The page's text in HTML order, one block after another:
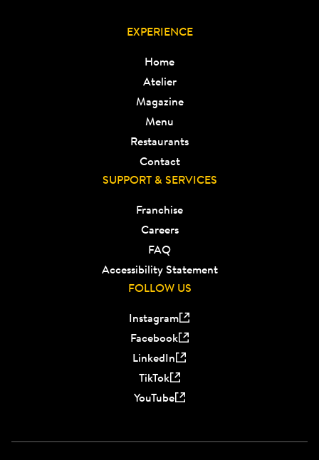
EXPERIENCE
Home
Atelier
Magazine
Menu
Restaurants
Contact
SUPPORT & SERVICES
Franchise
Careers
FAQ
Accessibility Statement
FOLLOW US
Instagram
Facebook
LinkedIn
TikTok
YouTube